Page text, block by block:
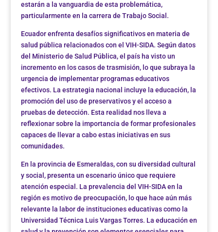
estarán a la vanguardia de esta problemática,
particularmente en la carrera de Trabajo Social.
Ecuador enfrenta desafíos significativos en materia de
salud pública relacionados con el VIH-SIDA. Según datos
del Ministerio de Salud Pública, el país ha visto un
incremento en los casos de trasmisión, lo que subraya la
urgencia de implementar programas educativos
efectivos. La estrategia nacional incluye la educación, la
promoción del uso de preservativos y el acceso a
pruebas de detección. Esta realidad nos lleva a
reflexionar sobre la importancia de formar profesionales
capaces de llevar a cabo estas iniciativas en sus
comunidades.
En la provincia de Esmeraldas, con su diversidad cultural
y social, presenta un escenario único que requiere
atención especial. La prevalencia del VIH-SIDA en la
región es motivo de preocupación, lo que hace aún más
relevante la labor de instituciones educativas como la
Universidad Técnica Luis Vargas Torres. La educación en